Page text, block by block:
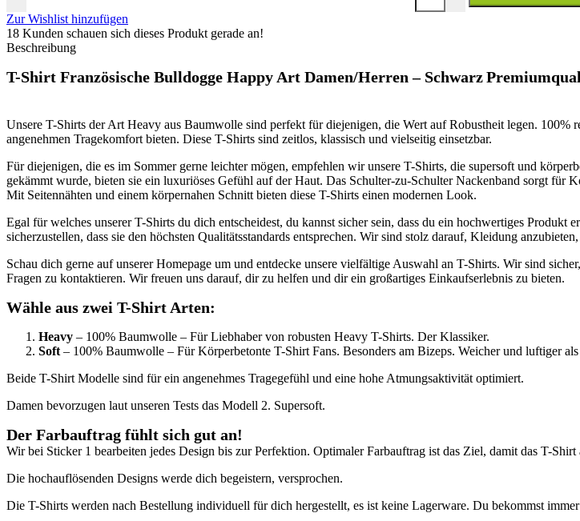
Zur Wishlist hinzufügen
18 Kunden schauen sich dieses Produkt gerade an!
Beschreibung
T-Shirt Französische Bulldogge Happy Art Damen/Herren – Schwarz
Unsere T-Shirts der Art Heavy aus Baumwolle sind perfekt für diejenigen, die Wert auf Robustheit legen. 100%
angenehmen Tragekomfort bieten. Diese T-Shirts sind zeitlos, klassisch und vielseitig einsetzbar.
Für diejenigen, die es im Sommer gerne leichter mögen, empfehlen wir unsere T-Shirts, die supersoft und
gekämmt wurde, bieten sie ein luxuriöses Gefühl auf der Haut. Das Schulter-zu-Schulter Nackenband sorgt für
Mit Seitennähten und einem körpernahen Schnitt bieten diese T-Shirts einen modernen Look.
Egal für welches unserer T-Shirts du dich entscheidest, du kannst sicher sein, dass du ein hochwertiges
sicherzustellen, dass sie den höchsten Qualitätsstandards entsprechen. Wir sind stolz darauf, Kleidung
Schau dich gerne auf unserer Homepage um und entdecke unsere vielfältige Auswahl an T-Shirts. Wir sind
Fragen zu kontaktieren. Wir freuen uns darauf, dir zu helfen und dir ein großartiges Einkaufserlebnis zu bieten.
Wähle aus zwei T-Shirt Arten:
Heavy – 100% Baumwolle – Für Liebhaber von robusten Heavy T-Shirts. Der Klassiker.
Soft – 100% Baumwolle – Für Körperbetonte T-Shirt Fans. Besonders am Bizeps. Weicher und luftiger
Beide T-Shirt Modelle sind für ein angenehmes Tragegefühl und eine hohe Atmungsaktivität optimiert.
Damen bevorzugen laut unseren Tests das Modell 2. Supersoft.
Der Farbauftrag fühlt sich gut an!
Wir bei Sticker 1 bearbeiten jedes Design bis zur Perfektion. Optimaler Farbauftrag ist das Ziel, damit das T-
Die hochauflösenden Designs werde dich begeistern, versprochen.
Die T-Shirts werden nach Bestellung individuell für dich hergestellt, es ist keine Lagerware. Du bekommst